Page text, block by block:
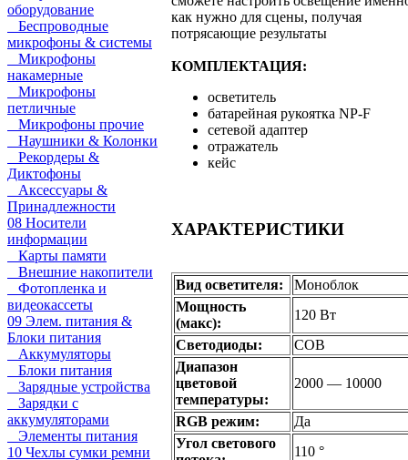
оборудование
Беспроводные
микрофоны & системы
Микрофоны
накамерные
Микрофоны
петличные
Микрофоны прочие
Наушники & Колонки
Рекордеры &
Диктофоны
Аксессуары &
Принадлежности
08 Носители
информации
Карты памяти
Внешние накопители
Фотопленка и
видеокассеты
09 Элем. питания &
Блоки питания
Аккумуляторы
Блоки питания
Зарядные устройства
Зарядки с
аккумуляторами
Элементы питания
10 Чехлы сумки ремни
как нужно для сцены, получая
потрясающие результаты
КОМПЛЕКТАЦИЯ:
осветитель
батарейная рукоятка NP-F
сетевой адаптер
отражатель
кейс
ХАРАКТЕРИСТИКИ
Вид осветителя:
Моноблок
Мощность
(макс):
120 Вт
Светодиоды:
COB
Диапазон
цветовой
температуры:
2000 — 10000
RGB режим:
Да
Угол светового
110 °